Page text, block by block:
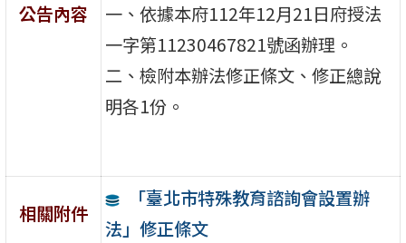
公告內容
一、依據本府112年12月21日府授法
一字第11230467821號函辦理。
二、檢附本辦法修正條文、修正總說
明各1份。
相關附件
「臺北市特殊教育諮詢會設置辦
法」修正條文